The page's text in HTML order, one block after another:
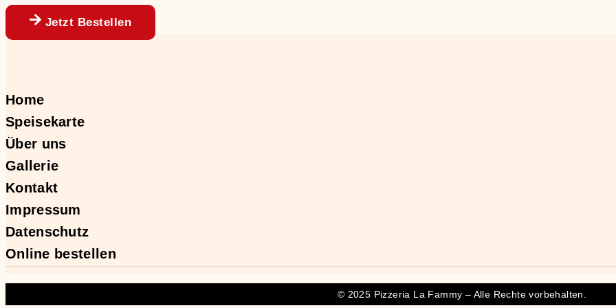
Jetzt Bestellen
Home
Speisekarte
Über uns
Gallerie
Kontakt
Impressum
Datenschutz
Online bestellen
© 2025 Pizzeria La Fammy – Alle Rechte vorbehalten.